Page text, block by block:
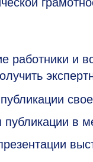
работники и
публикации в